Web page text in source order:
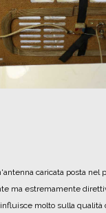
caricata posta nel
ma estremamente
molto sulla qualità